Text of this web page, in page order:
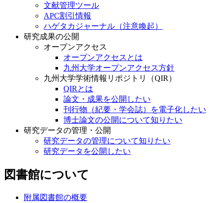
文献管理ツール
APC割引情報
ハゲタカジャーナル（注意喚起）
研究成果の公開
オープンアクセス
オープンアクセスとは
九州大学オープンアクセス方針
九州大学学術情報リポジトリ（QIR）
QIRとは
論文・成果を公開したい
刊行物（紀要・学会誌）を電子化したい
博士論文の公開について知りたい
研究データの管理・公開
研究データの管理について知りたい
研究データを公開したい
図書館について
附属図書館の概要